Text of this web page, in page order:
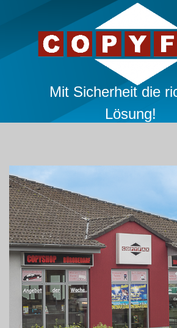
Mit Sicherheit die
Lösung!